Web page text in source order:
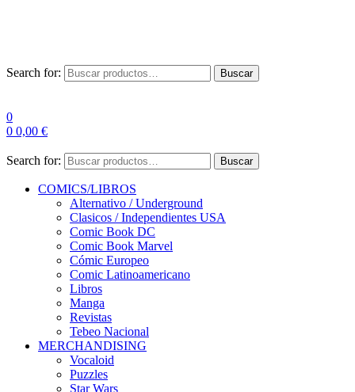
Search for: Buscar
0
0 0,00 €
Search for: Buscar
COMICS/LIBROS
Alternativo / Underground
Clasicos / Independientes USA
Comic Book DC
Comic Book Marvel
Cómic Europeo
Comic Latinoamericano
Libros
Manga
Revistas
Tebeo Nacional
MERCHANDISING
Vocaloid
Puzzles
Star Wars